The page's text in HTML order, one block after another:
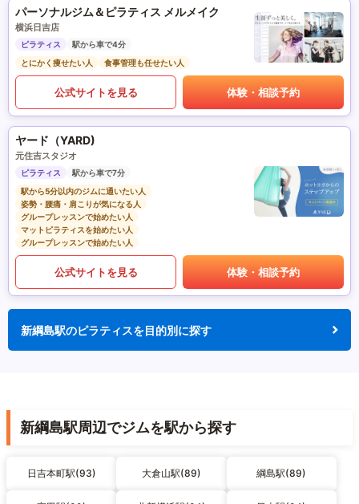
パーソナルジム＆ピラティス メルメイク
横浜日吉店
ピラティス
駅から車で4分
とにかく痩せたい人
食事管理も任せたい人
公式サイトを見る 体験・相談予約
ヤード（YARD)
元住吉スタジオ
ピラティス
駅から車で7分
駅から5分以内のジムに通いたい人
姿勢・腰痛・肩こりが気になる人
グループレッスンで始めたい人
マットピラティスを始めたい人
グループレッスンで始めたい人
公式サイトを見る 体験・相談予約
新綱島駅のピラティスを目的別に探す
新綱島駅周辺でジムを駅から探す
日吉本町駅(93) 大倉山駅(89) 綱島駅(89)